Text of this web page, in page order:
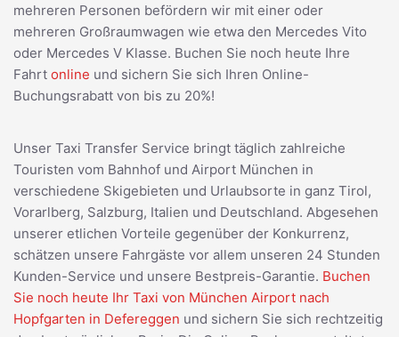
mehreren Personen befördern wir mit einer oder
mehreren Großraumwagen wie etwa den Mercedes Vito
oder Mercedes V Klasse. Buchen Sie noch heute Ihre
Fahrt online und sichern Sie sich Ihren Online-
Buchungsrabatt von bis zu 20%!
Unser Taxi Transfer Service bringt täglich zahlreiche
Touristen vom Bahnhof und Airport München in
verschiedene Skigebieten und Urlaubsorte in ganz Tirol,
Vorarlberg, Salzburg, Italien und Deutschland. Abgesehen
unserer etlichen Vorteile gegenüber der Konkurrenz,
schätzen unsere Fahrgäste vor allem unseren 24 Stunden
Kunden-Service und unsere Bestpreis-Garantie. Buchen
Sie noch heute Ihr Taxi von München Airport nach
Hopfgarten in Defereggen und sichern Sie sich rechtzeitig